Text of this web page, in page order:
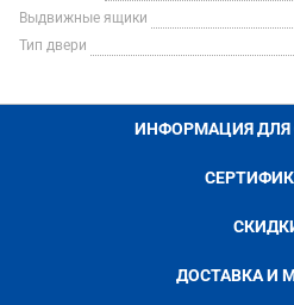
Выдвижные ящики
Тип двери
ИНФОРМАЦИЯ
ДОСТАВКА И